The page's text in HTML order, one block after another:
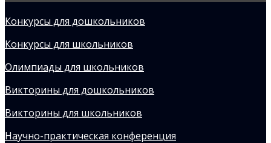
Конкурсы для дошкольников
Конкурсы для школьников
Олимпиады для школьников
Викторины для дошкольников
Викторины для школьников
Научно-практическая конференция